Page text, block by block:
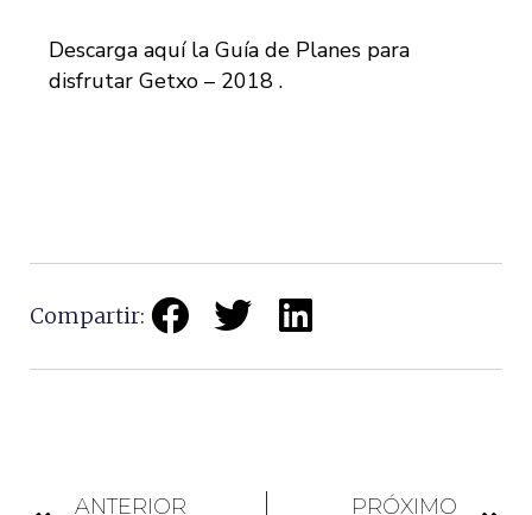
Descarga aquí la Guía de Planes para
disfrutar Getxo – 2018 .
Compartir:
ANTERIOR PRÓXIMO